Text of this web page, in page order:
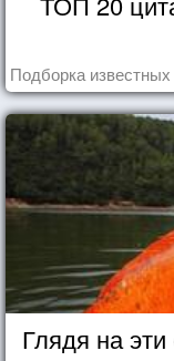
Подборка
Глядя на